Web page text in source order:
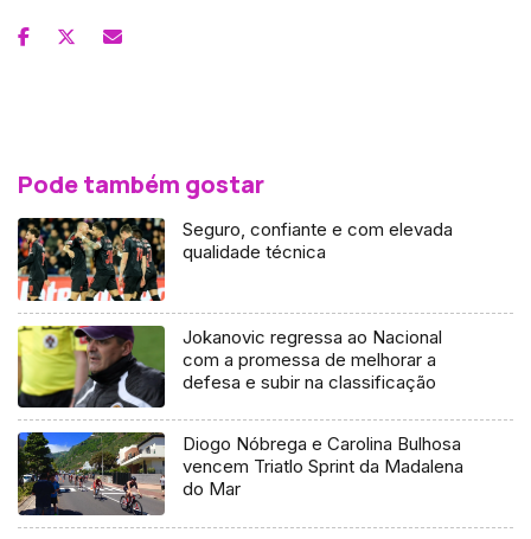
Pode também gostar
Seguro, confiante e com elevada
qualidade técnica
Jokanovic regressa ao Nacional
com a promessa de melhorar a
defesa e subir na classificação
Diogo Nóbrega e Carolina Bulhosa
vencem Triatlo Sprint da Madalena
do Mar